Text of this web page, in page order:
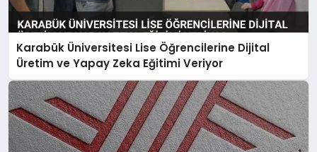
Karabük Üniversitesi Lise Öğrencilerine Dijital
Üretim ve Yapay Zeka Eğitimi Veriyor